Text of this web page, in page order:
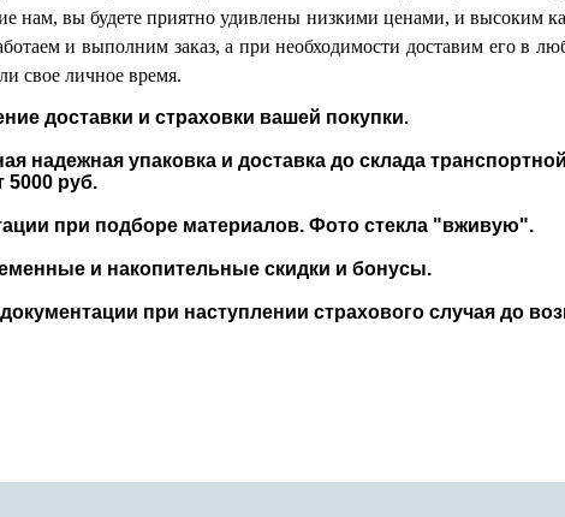
нам, вы будете приятно удивлены низкими ценами, и высоким
и выполним заказ, а при необходимости доставим его в
свое личное время.
доставки и страховки вашей покупки.
надежная упаковка и доставка до склада
5000 руб.
при подборе материалов. Фото стекла "вживую".
и накопительные скидки и бонусы.
при наступлении страхового случая до